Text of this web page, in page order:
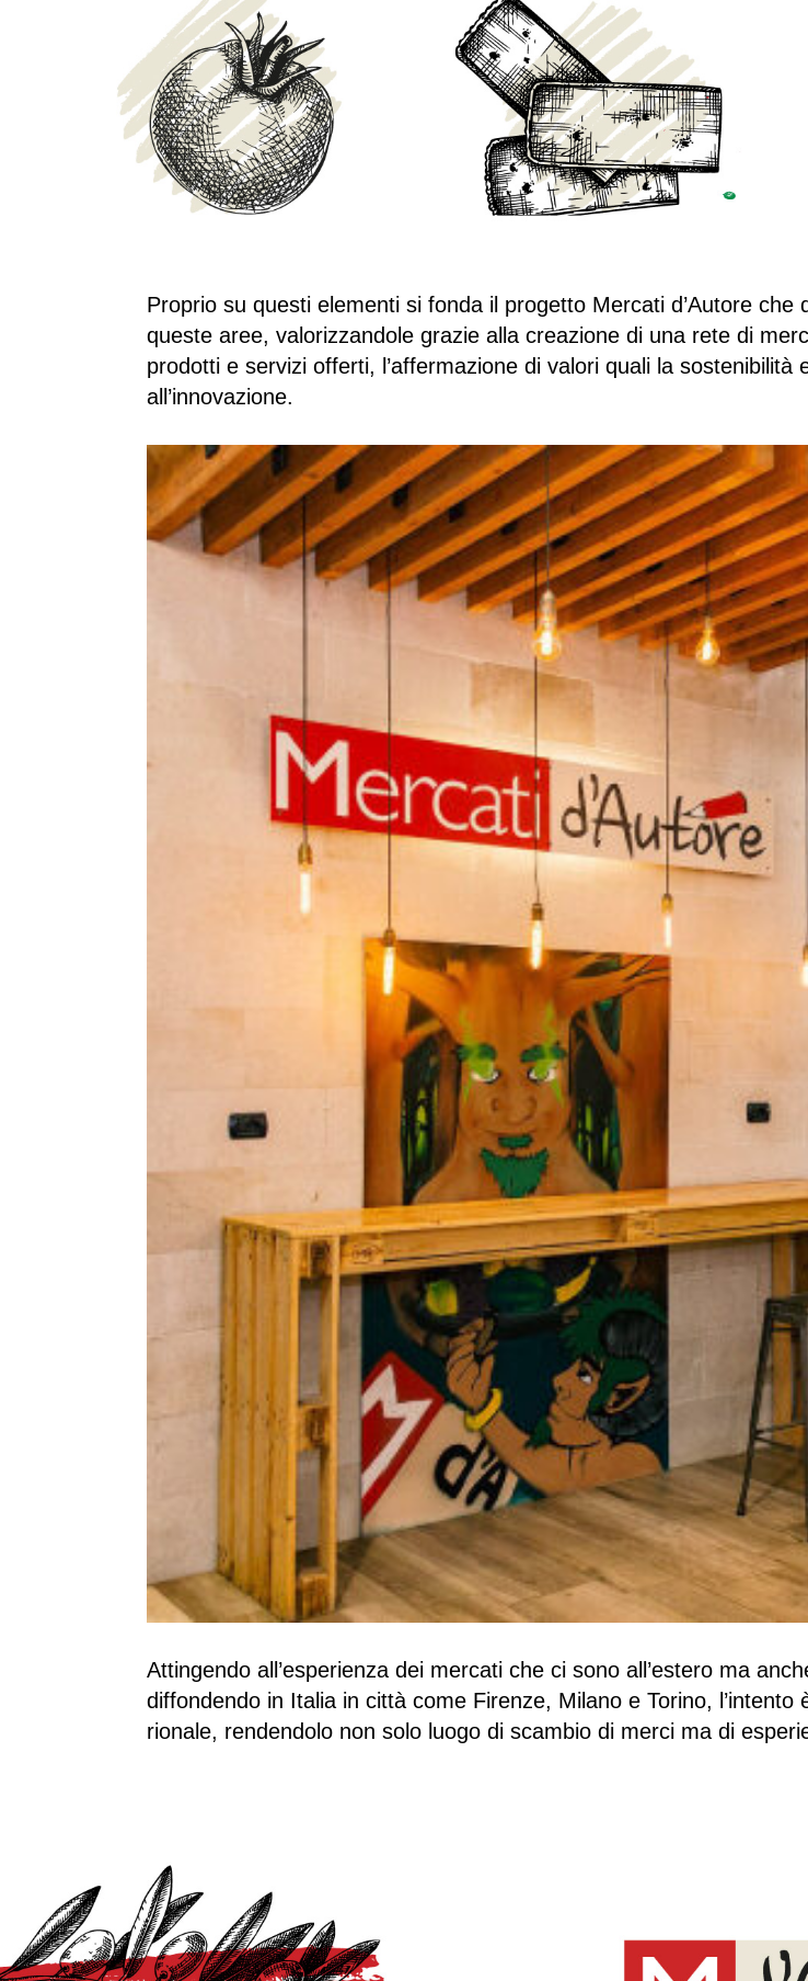
Proprio su questi elementi si fonda il progetto Mercati d’Autore
queste aree, valorizzandole grazie alla creazione di una rete di
prodotti e servizi offerti, l’affermazione di valori quali la
all’innovazione.
Attingendo all’esperienza dei mercati che ci sono all’estero ma
diffondendo in Italia in città come Firenze, Milano e Torino,
rionale, rendendolo non solo luogo di scambio di merci ma di